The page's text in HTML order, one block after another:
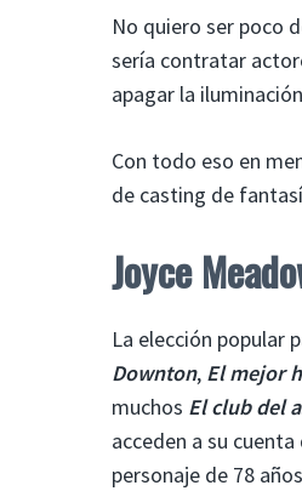
No quiero ser poco
sería contratar
apagar la
Con todo eso en
de casting de
Joyce
La elección popular
Downton, El mejor
muchos El club del
acceden a su
personaje de 78